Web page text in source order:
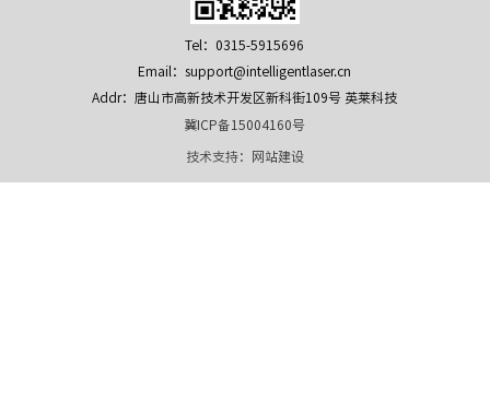
Tel：0315-5915696
Email：support@intelligentlaser.cn
Addr：唐山市高新技术开发区新科街109号 英莱科技
冀ICP备15004160号
技术支持： 网站建设